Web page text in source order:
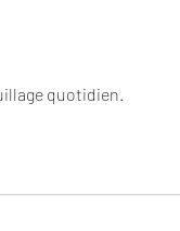
quotidien.